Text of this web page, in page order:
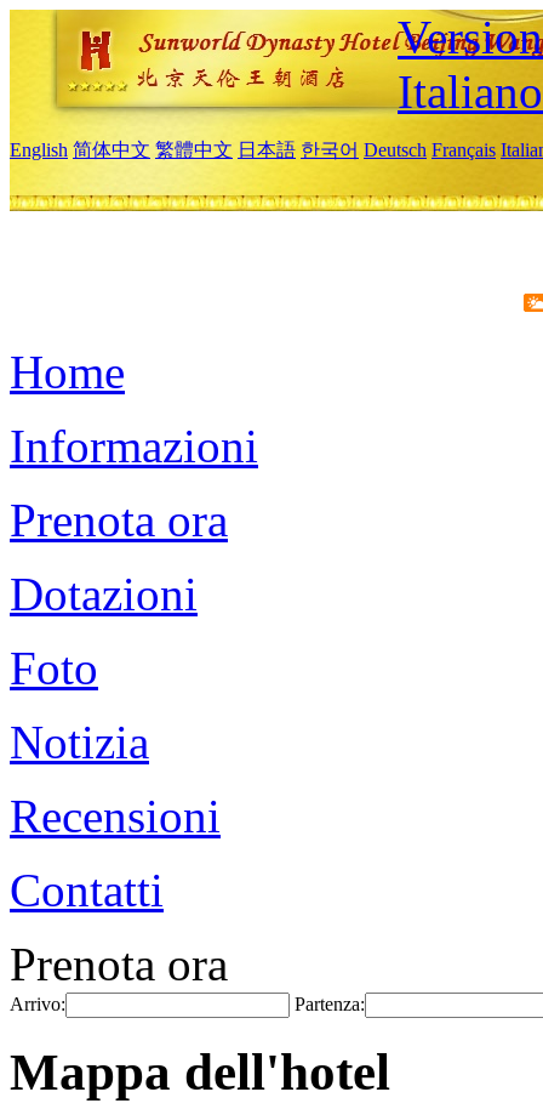
Italiano
English 简体中文 繁體中文 日本語 한국어 Deutsch Français
Home
Informazioni
Prenota ora
Dotazioni
Foto
Notizia
Recensioni
Contatti
Prenota ora
Arrivo: Partenza:
Mappa dell'hotel